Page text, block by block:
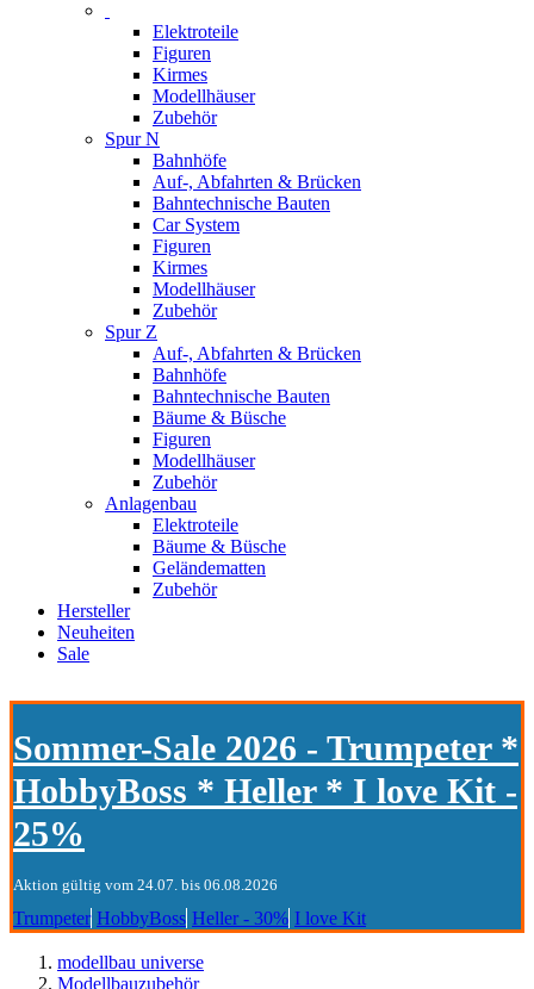
Elektroteile
Figuren
Kirmes
Modellhäuser
Zubehör
Spur N
Bahnhöfe
Auf-, Abfahrten & Brücken
Bahntechnische Bauten
Car System
Figuren
Kirmes
Modellhäuser
Zubehör
Spur Z
Auf-, Abfahrten & Brücken
Bahnhöfe
Bahntechnische Bauten
Bäume & Büsche
Figuren
Modellhäuser
Zubehör
Anlagenbau
Elektroteile
Bäume & Büsche
Geländematten
Zubehör
Hersteller
Neuheiten
Sale
Sommer-Sale 2026 - Trumpeter *
HobbyBoss * Heller * I love Kit -
25%
Aktion gültig vom 24.07. bis 06.08.2026
Trumpeter HobbyBoss Heller - 30% I love Kit
modellbau universe
Modellbauzubehör